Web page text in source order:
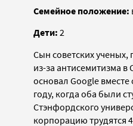
Семейное положение:
Дети: 2
Сын советских
из-за антисемитизма в
основал Google
году, когда оба были
Стэнфордского
корпорацию трудятся